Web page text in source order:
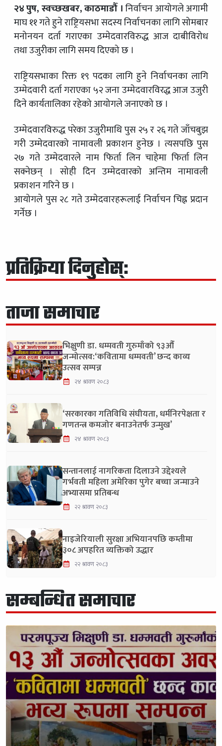
२४ पुष, स्वच्छखबर, काठमाडौँ ।निर्वाचन आयोगले अगामी
माघ ११ गते हुने राष्ट्रियसभा सदस्य निर्वाचनका लागि सोमबार
मनोनयन दर्ता गराएका उम्मेदवारविरुद्ध आज दाबीविरोध
तथा उजुरीका लागि समय दिएको छ ।
राष्ट्रियसभाका रिक्त १९ पदका लागि हुने निर्वाचनका लागि
उम्मेदवारी दर्ता गराएका ५२ जना उम्मेदवारविरद्ध आज उजुरी
दिने कार्यतालिका रहेको आयोगले जनाएको छ ।
उम्मेदवारविरुद्ध परेका उजुरीमाथि पुस २५ र २६ गते जाँचबुझ
गरी उम्मेदवारको नामावली प्रकाशन हुनेछ । त्यसपछि पुस
२७ गते उम्मेदवारले नाम फिर्ता लिन चाहेमा फिर्ता लिन
सक्नेछन् । सोही दिन उम्मेदवारको अन्तिम नामावली
प्रकाशन गरिने छ ।
आयोगले पुस २८ गते उम्मेदवारहरूलाई निर्वाचन चिह्न प्रदान
गर्नेछ ।
प्रतिक्रिया दिनुहोस्:
ताजा समाचार
भिक्षुणी डा. धम्मवती गुरुमाँको ९३औँ
जन्मोत्सव:‘कवितामा धम्मवती’ छन्द काव्य
उत्सव सम्पन्न
२४ श्रावण २०८३
‘सरकारका गतिविधि संघीयता, धर्मनिरपेक्षता र
गणतन्त्र कमजोर बनाउनेतर्फ उन्मुख’
२४ श्रावण २०८३
सन्तानलाई नागरिकता दिलाउने उद्देश्यले
गर्भवती महिला अमेरिका पुगेर बच्चा जन्माउने
अभ्यासमा प्रतिबन्ध
२२ श्रावण २०८३
नाइजेरियाली सुरक्षा अभियानपछि कम्तीमा
३०८ अपहरित व्यक्तिको उद्धार
२२ श्रावण २०८३
सम्बन्धित समाचार